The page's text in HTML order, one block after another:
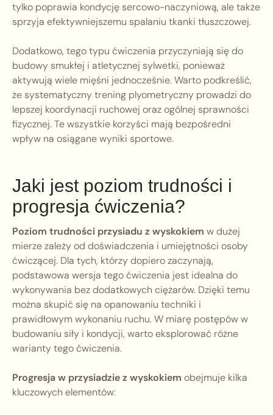
tylko poprawia kondycję sercowo-naczyniową, ale także
sprzyja efektywniejszemu spalaniu tkanki tłuszczowej.
Dodatkowo, tego typu ćwiczenia przyczyniają się do
budowy smukłej i atletycznej sylwetki, ponieważ
aktywują wiele mięśni jednocześnie. Warto podkreślić,
że systematyczny trening plyometryczny prowadzi do
lepszej koordynacji ruchowej oraz ogólnej sprawności
fizycznej. Te wszystkie korzyści mają bezpośredni
wpływ na osiągane wyniki sportowe.
Jaki jest poziom trudności i
progresja ćwiczenia?
Poziom trudności przysiadu z wyskokiem w dużej
mierze zależy od doświadczenia i umiejętności osoby
ćwiczącej. Dla tych, którzy dopiero zaczynają,
podstawowa wersja tego ćwiczenia jest idealna do
wykonywania bez dodatkowych ciężarów. Dzięki temu
można skupić się na opanowaniu techniki i
prawidłowym wykonaniu ruchu. W miarę postępów w
budowaniu siły i kondycji, warto eksplorować różne
warianty tego ćwiczenia.
Progresja w przysiadzie z wyskokiem obejmuje kilka
kluczowych elementów: